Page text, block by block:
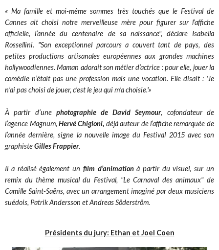
« Ma famille et moi-même sommes très touchés que le Festival de
Cannes ait choisi notre merveilleuse mère pour figurer sur l’affiche
officielle, l’année du centenaire de sa naissance", déclare Isabella
Rossellini. "Son exceptionnel parcours a couvert tant de pays, des
petites productions artisanales européennes aux grandes machines
hollywoodiennes. Maman adorait son métier d’actrice : pour elle, jouer la
comédie n’était pas une profession mais une vocation. Elle disait : 'Je
n’ai pas choisi de jouer, c’est le jeu qui m’a choisie.'»
À partir d’une photographie de David Seymour, cofondateur de
l’agence Magnum, Hervé Chigioni, déjà auteur de l’affiche remarquée de
l’année dernière, signe la nouvelle image du Festival 2015 avec son
graphisteGilles Frappier.
Il a réalisé également un film d’animationà partir du visuel, sur un
remix du thème musical du Festival, "Le Carnaval des animaux" de
Camille Saint-Saëns, avec un arrangement imaginé par deux musiciens
suédois, Patrik Andersson et Andreas Söderström.
Présidents du jury: Ethan et Joel Coen